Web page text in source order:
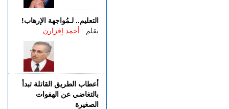
التعليم.. لـمُواجهة الإرهاب!
بقلم : أحمد إفزارن
أعطاب الطريق القاتلة تبدأ
بالتغاضي عن الهفوات
الصغيرة